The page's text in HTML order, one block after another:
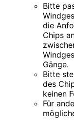
Bitte
die
Chips
Gänge.
Bitte
des
keinen
Für